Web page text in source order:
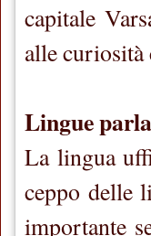
capitale
alle
Lingue
La lingua
ceppo delle
importante